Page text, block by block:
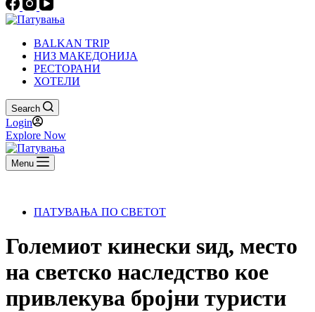
BALKAN TRIP
НИЗ МАКЕДОНИЈА
РЕСТОРАНИ
ХОТЕЛИ
Search
Login
Explore Now
Menu
ПАТУВАЊА ПО СВЕТОТ
Големиот кинески ѕид, место
на светско наследство кое
привлекува бројни туристи